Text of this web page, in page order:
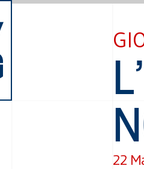
22